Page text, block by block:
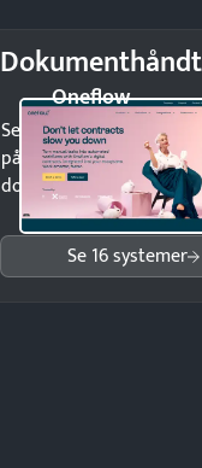
Oneflow
Send kontrakter til
på minutter og mist
dokumenter.
Se 16 systemer